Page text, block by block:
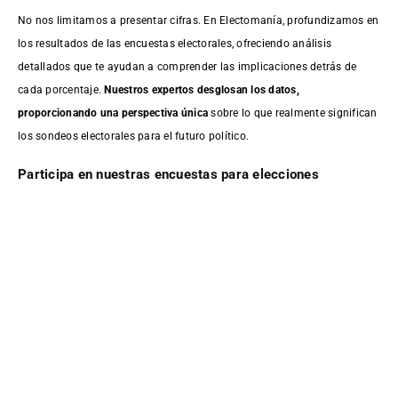
No nos limitamos a presentar cifras. En Electomanía, profundizamos en
los resultados de las encuestas electorales, ofreciendo análisis
detallados que te ayudan a comprender las implicaciones detrás de
cada porcentaje. Nuestros expertos desglosan los datos,
proporcionando una perspectiva única sobre lo que realmente significan
los sondeos electorales para el futuro político.
Participa en nuestras encuestas para elecciones